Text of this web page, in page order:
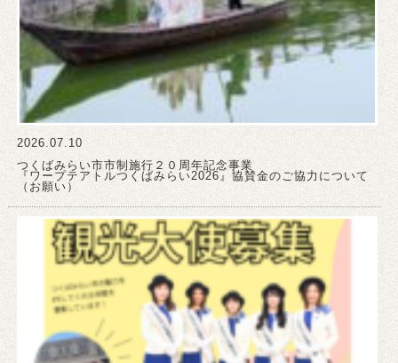
2026.07.10
つくばみらい市市制施行２０周年記念事業
『ワープテアトルつくばみらい2026』協賛金のご協力について
（お願い）